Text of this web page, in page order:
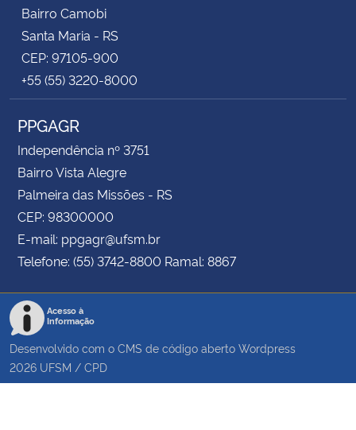
Bairro Camobi
Santa Maria - RS
CEP: 97105-900
+55 (55) 3220-8000
PPGAGR
Independência nº 3751
Bairro Vista Alegre
Palmeira das Missões - RS
CEP: 98300000
E-mail: ppgagr@ufsm.br
Telefone: (55) 3742-8800 Ramal: 8867
Acesso à
Informação
Desenvolvido com o CMS de código aberto Wordpress
2026 UFSM / CPD